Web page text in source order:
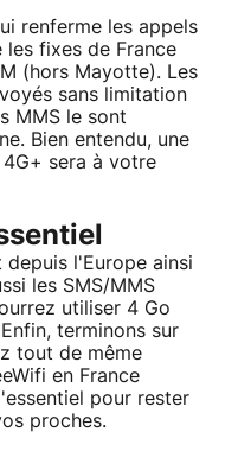
renferme les appels
les fixes de France
(hors Mayotte). Les
sans limitation
MMS le sont
Bien entendu, une
sera à votre
l'Europe ainsi
les SMS/MMS
utiliser 4 Go
terminons sur
tout de même
en France
pour rester
proches.